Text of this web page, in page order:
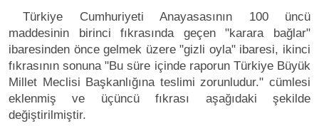
Türkiye Cumhuriyeti Anayasasının 100 üncü
maddesinin birinci fıkrasında geçen "karara bağlar"
ibaresinden önce gelmek üzere "gizli oyla" ibaresi, ikinci
fıkrasının sonuna "Bu süre içinde raporun Türkiye Büyük
Millet Meclisi Başkanlığına teslimi zorunludur." cümlesi
eklenmiş ve üçüncü fıkrası aşağıdaki şekilde
değiştirilmiştir.